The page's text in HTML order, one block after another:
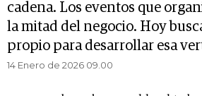
cadena. Los eventos que
la mitad del negocio. Hoy
propio para desarrollar esa
14 Enero de 2026 09.00